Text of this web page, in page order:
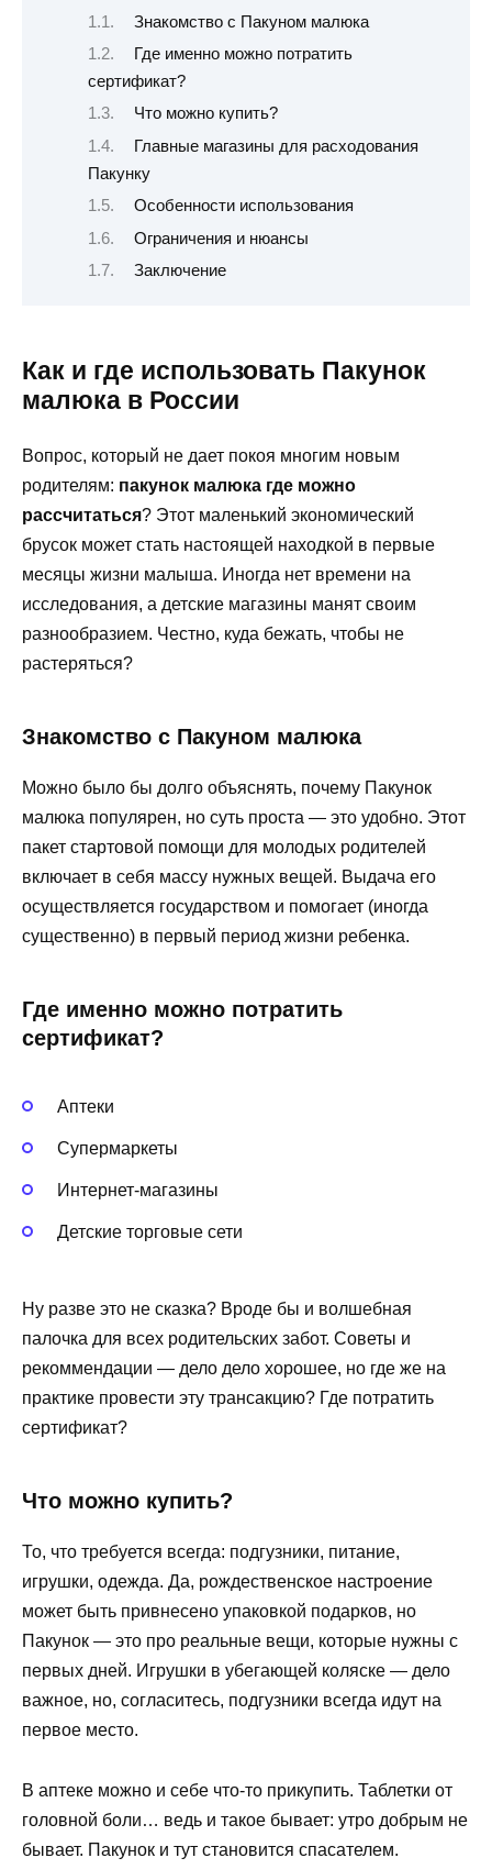
Знакомство с Пакуном малюка
Где именно можно потратить
сертификат?
Что можно купить?
Главные магазины для расходования
Пакунку
Особенности использования
Ограничения и нюансы
Заключение
Как и где использовать Пакунок
малюка в России
Вопрос, который не дает покоя многим новым
родителям: пакунок малюка где можно
рассчитаться? Этот маленький экономический
брусок может стать настоящей находкой в первые
месяцы жизни малыша. Иногда нет времени на
исследования, а детские магазины манят своим
разнообразием. Честно, куда бежать, чтобы не
растеряться?
Знакомство с Пакуном малюка
Можно было бы долго объяснять, почему Пакунок
малюка популярен, но суть проста — это удобно. Этот
пакет стартовой помощи для молодых родителей
включает в себя массу нужных вещей. Выдача его
осуществляется государством и помогает (иногда
существенно) в первый период жизни ребенка.
Где именно можно потратить
сертификат?
Аптеки
Супермаркеты
Интернет-магазины
Детские торговые сети
Ну разве это не сказка? Вроде бы и волшебная
палочка для всех родительских забот. Советы и
рекоммендации — дело дело хорошее, но где же на
практике провести эту трансакцию? Где потратить
сертификат?
Что можно купить?
То, что требуется всегда: подгузники, питание,
игрушки, одежда. Да, рождественское настроение
может быть привнесено упаковкой подарков, но
Пакунок — это про реальные вещи, которые нужны с
первых дней. Игрушки в убегающей коляске — дело
важное, но, согласитесь, подгузники всегда идут на
первое место.
В аптеке можно и себе что-то прикупить. Таблетки от
головной боли… ведь и такое бывает: утро добрым не
бывает. Пакунок и тут становится спасателем.